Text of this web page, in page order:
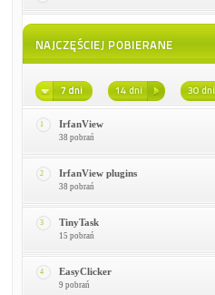
1 IrfanView
38 pobrań
2 IrfanView plugins
38 pobrań
3 TinyTask
15 pobrań
4 EasyClicker
9 pobrań